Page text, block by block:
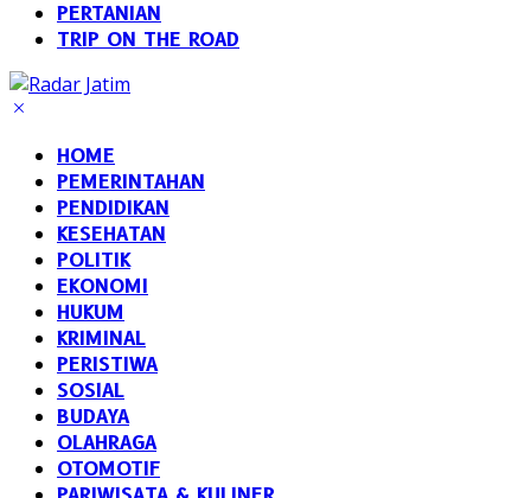
PERTANIAN
TRIP ON THE ROAD
HOME
PEMERINTAHAN
PENDIDIKAN
KESEHATAN
POLITIK
EKONOMI
HUKUM
KRIMINAL
PERISTIWA
SOSIAL
BUDAYA
OLAHRAGA
OTOMOTIF